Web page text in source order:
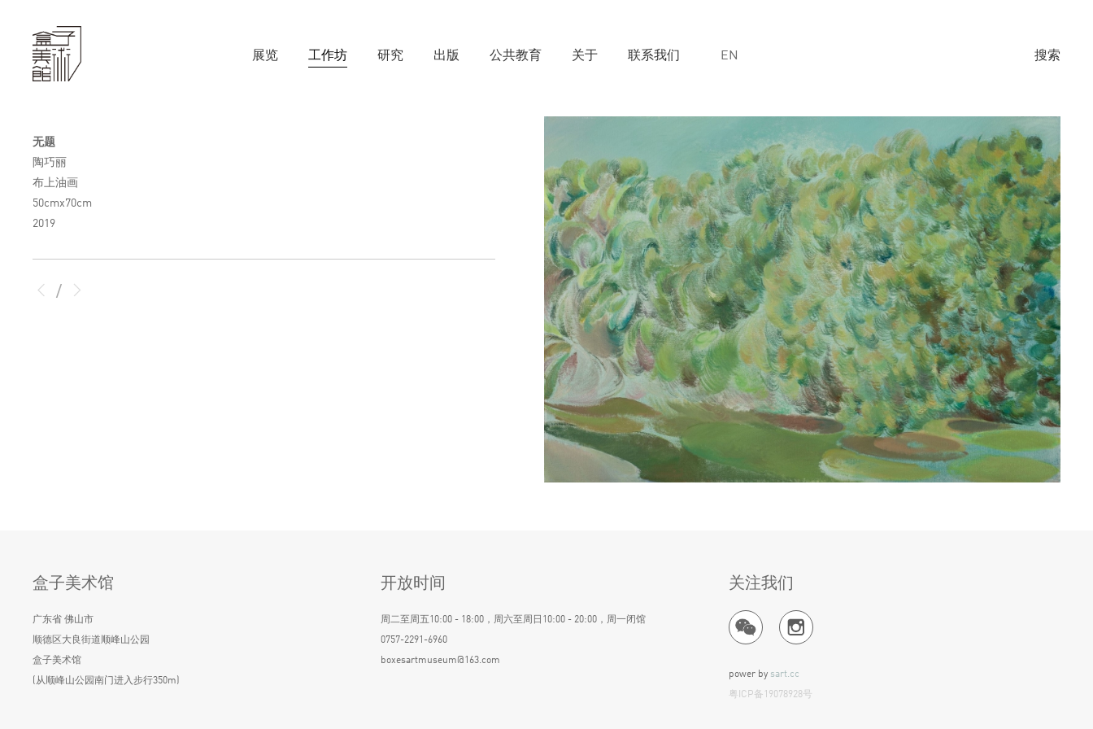
搜索
展览 工作坊 研究 出版 公共教育 关于 联系我们 EN
无题
陶巧丽
布上油画
50cmx70cm
2019
/
盒子美术馆
广东省 佛山市
顺德区大良街道顺峰山公园
盒子美术馆
(从顺峰山公园南门进入步行350m)
开放时间
周二至周五10:00 - 18:00，周六至周日10:00 - 20:00，周一闭馆
0757-2291-6960
boxesartmuseum@163.com
关注我们
power by sart.cc
粤ICP备19078928号